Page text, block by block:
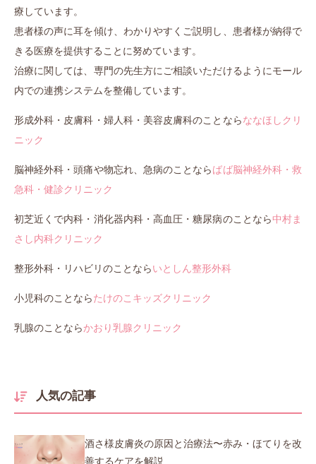
療しています。
患者様の声に耳を傾け、わかりやすくご説明し、患者様が納得で
きる医療を提供することに努めています。
治療に関しては、専門の先生方にご相談いただけるようにモール
内での連携システムを整備しています。
形成外科・皮膚科・婦人科・美容皮膚科のことならななほしクリ
ニック
脳神経外科・頭痛や物忘れ、急病のことならばば脳神経外科・救
急科・健診クリニック
初芝近くで内科・消化器内科・高血圧・糖尿病のことなら中村ま
さし内科クリニック
整形外科・リハビリのことならいとしん整形外科
小児科のことならたけのこキッズクリニック
乳腺のことならかおり乳腺クリニック
人気の記事
酒さ様皮膚炎の原因と治療法〜赤み・ほてりを改
善するケアを解説